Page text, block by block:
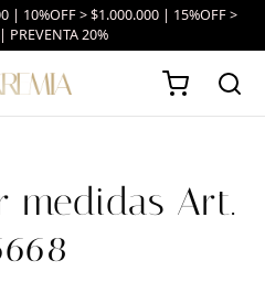
| 10%OFF > $1.000.000 | 15%OFF >
PREVENTA 20%
medidas Art.